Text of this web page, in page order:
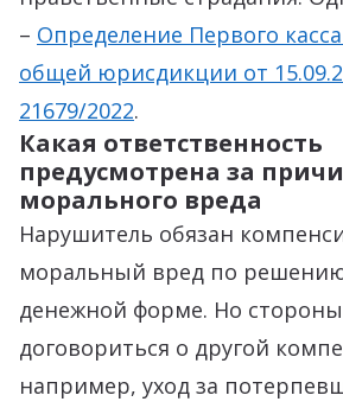
– Определение Первого
общей юрисдикции от
21679/2022.
Какая ответственность
предусмотрена за
морального вреда
Нарушитель обязан
моральный вред по
денежной форме. Но
договориться о другой
например, уход за